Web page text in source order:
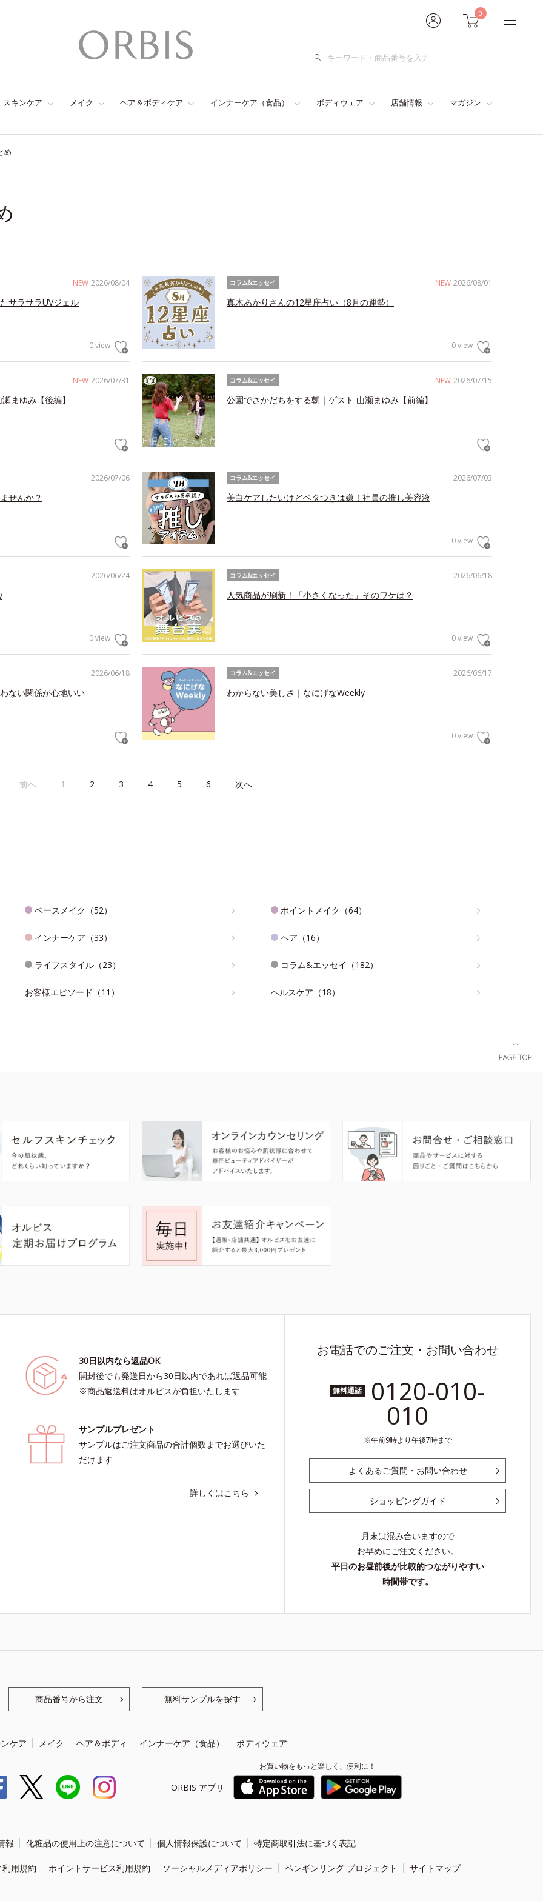
0
検
スキンケア メイク ヘア＆ボディケア インナーケア（食品） ボディウェア 店舗情報 マガジン
め
NEW 2026/08/04
サラサラUVジェル
0 view
NEW 2026/08/01
コラム&エッセイ
真木あかりさんの12星座占い（8月の運勢）
0 view
NEW 2026/07/31
まゆみ【後編】
NEW 2026/07/15
コラム&エッセイ
公園でさかだちをする朝｜ゲスト 山瀬まゆみ【前編】
2026/07/06
せんか？
2026/07/03
コラム&エッセイ
美白ケアしたいけどベタつきは嫌！社員の推し美容液
0 view
2026/06/24
0 view
2026/06/18
コラム&エッセイ
人気商品が刷新！「小さくなった」そのワケは？
0 view
2026/06/18
ない関係が心地いい
2026/06/17
コラム&エッセイ
わからない美しさ｜なにげなWeekly
0 view
前へ 1 2 3 4 5 6 次へ
ベースメイク（52） ポイントメイク（64）
インナーケア（33） ヘア（16）
ライフスタイル（23） コラム&エッセイ（182）
お客様エピソード（11） ヘルスケア（18）
30日以内なら返品OK
開封後でも発送日から30日以内であれば返品可能
※商品返送料はオルビスが負担いたします
サンプルプレゼント
サンプルはご注文商品の合計個数までお選びいた
だけます
詳しくはこちら
お電話でのご注文・お問い合わせ
無料通話 0120-010-
010
午前9時より午後7時まで
よくあるご質問・お問い合わせ
ショッピングガイド
月末は混み合いますので
お早めにご注文ください。
平日のお昼前後が比較的つながりやすい
時間帯です。
商品番号から注文 無料サンプルを探す
ケア メイク ヘア＆ボディ インナーケア（食品） ボディウェア
ORBIS アプリ
お買い物をもっと楽しく、便利に！
報 化粧品の使用上の注意について 個人情報保護について 特定商取引法に基づく表記
用規約 ポイントサービス利用規約 ソーシャルメディアポリシー ペンギンリング プロジェクト サイトマップ